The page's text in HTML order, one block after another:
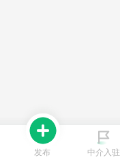
发布 中介入驻